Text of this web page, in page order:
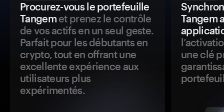
Procurez-vous le portefeuille
Tangemet prenez le contrôle
de vos actifs en un seul geste.
Parfait pour les débutants en
crypto, tout en offrant une
excellente expérience aux
utilisateurs plus
expérimentés.
Tangem
une clé